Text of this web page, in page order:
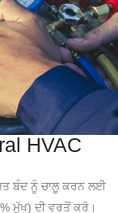
HVAC
ਬੰਦ ਨੂੰ ਚਾਲੂ ਕਰਨ ਲਈ
ਮੁੱਖ) ਦੀ ਵਰਤੋਂ ਕਰੋ।